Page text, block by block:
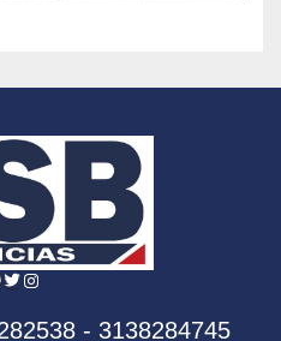
Twitter
Instagram
- 3138284745